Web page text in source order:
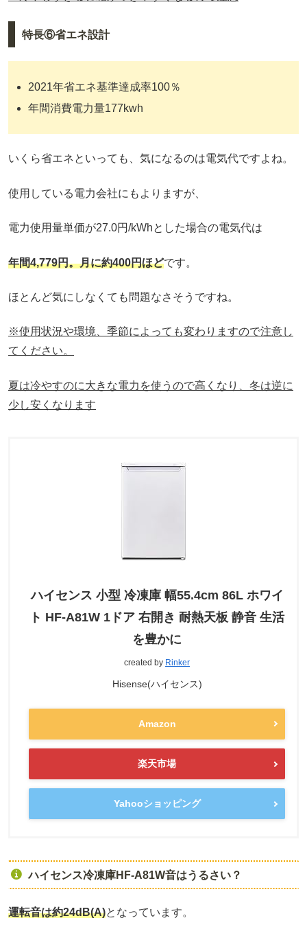
特長⑥省エネ設計
2021年省エネ基準達成率100％
年間消費電力量177kwh
いくら省エネといっても、気になるのは電気代ですよね。
使用している電力会社にもよりますが、
電力使用量単価が27.0円/kWhとした場合の電気代は
年間4,779円。月に約400円ほどです。
ほとんど気にしなくても問題なさそうですね。
※使用状況や環境、季節によっても変わりますので注意し
てください。
夏は冷やすのに大きな電力を使うので高くなり、冬は逆に
少し安くなります
ハイセンス 小型 冷凍庫 幅55.4cm 86L ホワイ
ト HF-A81W 1ドア 右開き 耐熱天板 静音 生活
を豊かに
created by Rinker
Hisense(ハイセンス)
Amazon
楽天市場
Yahooショッピング
ハイセンス冷凍庫HF-A81W音はうるさい？
運転音は約24dB(A)となっています。